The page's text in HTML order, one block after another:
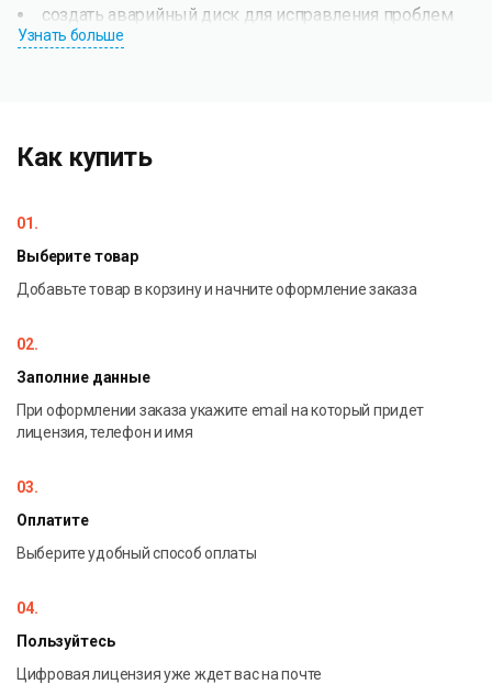
создать аварийный диск для исправления проблем
загрузки, восстановления системы из резервного
Узнать больше
Как купить
01.
Выберите товар
Добавьте товар в корзину и начните оформление заказа
02.
Заполние данные
При оформлении заказа укажите email на который придет
лицензия, телефон и имя
03.
Оплатите
Выберите удобный способ оплаты
04.
Пользуйтесь
Цифровая лицензия уже ждет вас на почте